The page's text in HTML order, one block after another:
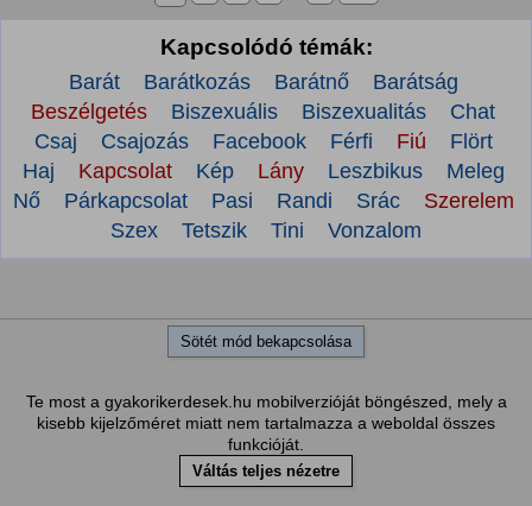
Kapcsolódó témák:
Barát Barátkozás Barátnő
Barátság
Beszélgetés
Biszexuális Biszexualitás
Chat
Csaj
Csajozás Facebook Férfi Fiú
Flört
Haj
Kapcsolat Kép Lány Leszbikus
Meleg
Nő
Párkapcsolat Pasi Randi Srác
Szerelem
Szex
Tetszik Tini Vonzalom
Sötét mód bekapcsolása
Te most a gyakorikerdesek.hu mobilverzióját böngészed, mely a
kisebb kijelzőméret miatt nem tartalmazza a weboldal összes
funkcióját.
Váltás teljes nézetre